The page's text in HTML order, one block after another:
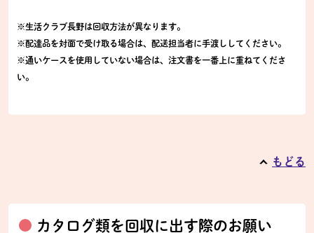
※生活クラブ長野は回収方法が異なります。
※配達品を対面で受け取る場合は、配送担当者に手渡ししてください。
※通いケースを使用していない場合は、注文書を一番上に重ねてくださ
い。
もどる
カタログ類を回収に出す際のお願い